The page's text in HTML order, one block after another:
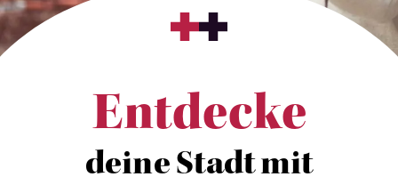
Entdecke
deine Stadt mit